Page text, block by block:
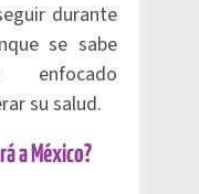
durante
se sabe
su salud.
a México?